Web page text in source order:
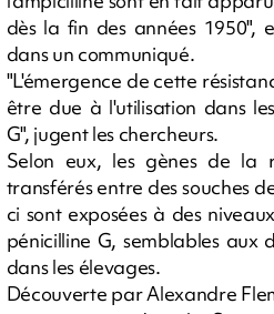
dès la fin des années 1950",
dans un communiqué.
"L'émergence de cette
être due à l'utilisation dans
G", jugent les chercheurs.
Selon eux, les gènes de la
transférés entre des souches
ci sont exposées à des
pénicilline G, semblables aux
dans les élevages.
Découverte par Alexandre